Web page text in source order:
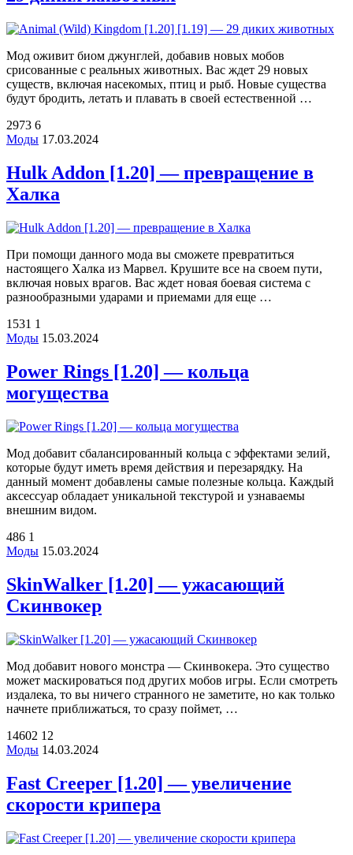
Мод оживит биом джунглей, добавив новых мобов
срисованные с реальных животных. Вас ждет 29 новых
существ, включая насекомых, птиц и рыб. Новые существа
будут бродить, летать и плавать в своей естественной …
2973 6
Моды 17.03.2024
Hulk Addon [1.20] — превращение в
Халка
При помощи данного мода вы сможете превратиться
настоящего Халка из Марвел. Крушите все на своем пути,
включая новых врагов. Вас ждет новая боевая система с
разнообразными ударами и приемами для еще …
1531 1
Моды 15.03.2024
Power Rings [1.20] — кольца
могущества
Мод добавит сбалансированный кольца с эффектами зелий,
которые будут иметь время действия и перезарядку. На
данный момент добавлены самые полезные кольца. Каждый
аксессуар обладает уникальной текстурой и узнаваемы
внешним видом.
486 1
Моды 15.03.2024
SkinWalker [1.20] — ужасающий
Скинвокер
Мод добавит нового монстра — Скинвокера. Это существо
может маскироваться под других мобов игры. Если смотреть
издалека, то вы ничего странного не заметите, но как только
начнете приближаться, то сразу поймет, …
14602 12
Моды 14.03.2024
Fast Creeper [1.20] — увеличение
скорости крипера